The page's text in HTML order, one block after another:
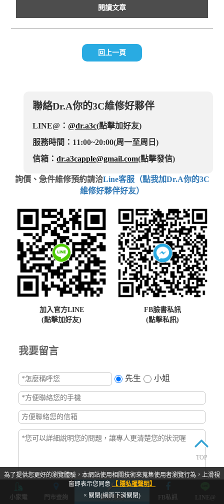
閱讀文章
回上一頁
聯絡Dr.A你的3C維修好夥伴
LINE@：@dr.a3c(點擊加好友)
服務時間：11:00~20:00(周一至周日)
信箱：dr.a3capple@gmail.com(點擊發信)
詢價、急件維修預約請洽Line客服（點我加Dr.A你的3C
維修好夥伴好友）
加入官方LINE
(點擊加好友)
FB臉書私訊
(點擊私訊)
我要留言
先生 小姐
小家電 門市查詢 立即預約 FB私訊 LINE@
為了提供您更好的瀏覽體驗，本網站使用相關技術來蒐集使用者瀏覽行為，上滑視
窗即表示您同意 【 隱私權聲明】
× 關閉(網頁下滑關閉)
TOP